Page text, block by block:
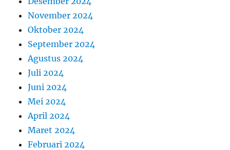
November 2024
Oktober 2024
September 2024
Agustus 2024
Juli 2024
Juni 2024
Mei 2024
April 2024
Maret 2024
Februari 2024